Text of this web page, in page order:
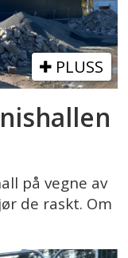
PLUSS
på vegne av
de raskt. Om